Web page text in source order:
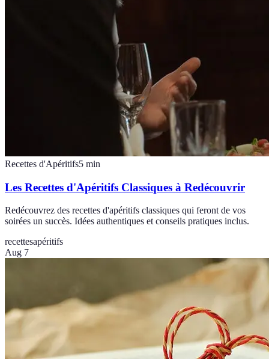
Recettes d'Apéritifs5 min
Les Recettes d'Apéritifs Classiques à Redécouvrir
Redécouvrez des recettes d'apéritifs classiques qui feront de vos
soirées un succès. Idées authentiques et conseils pratiques inclus.
recettesapéritifs
Aug 7